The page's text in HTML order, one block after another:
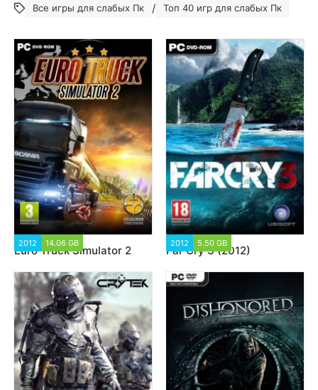
Все игры для слабых Пк / Топ 40 игр для слабых Пк
2012 14.06 GB
Euro Truck Simulator 2
2012 5.50 GB 57 475
Far Cry 3 (2012)